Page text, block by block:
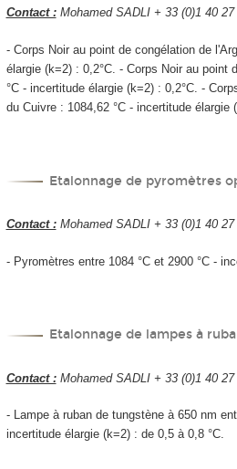
Contact :Mohamed SADLI + 33 (0)1 40 27
- Corps Noir au point de congélation de
élargie (k=2) : 0,2°C. - Corps Noir au point
°C - incertitude élargie (k=2) : 0,2°C. -
du Cuivre : 1084,62 °C - incertitude élargie
Etalonnage de pyromètres
Contact :Mohamed SADLI + 33 (0)1 40 27
- Pyromètres entre 1084 °C et 2900 °C -
Etalonnage de lampes à
Contact :Mohamed SADLI + 33 (0)1 40 27
- Lampe à ruban de tungstène à 650 nm
incertitude élargie (k=2) : de 0,5 à 0,8 °C.